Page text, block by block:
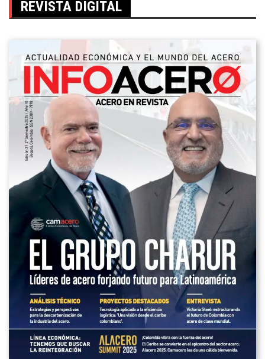
REVISTA DIGITAL